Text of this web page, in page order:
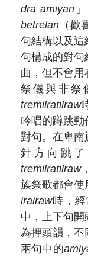
dra amiyan
betrelan （
句結構以及這
句構成的對句
曲，但不會
祭儀與非祭
tremilratilraw
吟唱的蹲跳動
對句。在卑南
針方向跳
tremilratilraw
族祭歌都會使
irairaw時，
中，上下句
為押頭韻，不
兩句中的